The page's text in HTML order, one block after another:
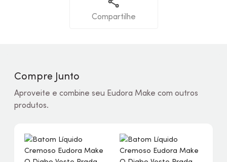
Compartilhe
Compre Junto
Aproveite e combine seu Eudora Make com outros
produtos.